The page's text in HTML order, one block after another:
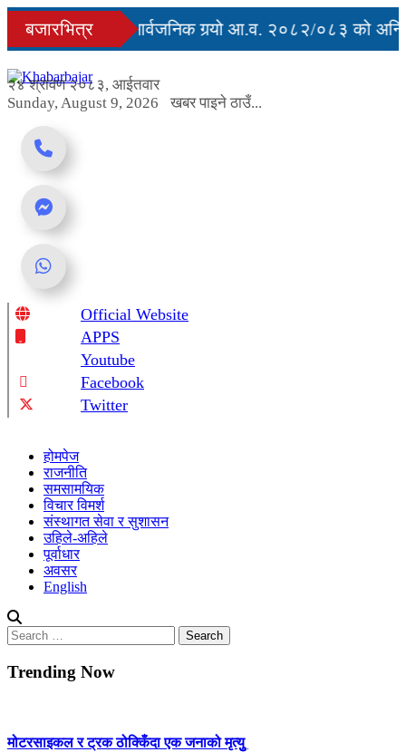
Skip
content
बजारभित्र
सरकारले सार्वजनिक गर्‍यो आ.व. २०८२/०८३ को अन्तिम
२४ श्रावण २०८३, आईतवार
Sunday, August 9, 2026
खबर पाइने ठाउँ...
Online News Portal
Official Website
APPS
Youtube
Facebook
Twitter
होमपेज
राजनीति
समसामयिक
विचार विमर्श
संस्थागत सेवा र सुशासन
उहिले-अहिले
पूर्वाधार
अवसर
English
Search
for:
Trending Now
मोटरसाइकल र ट्रक ठोक्किँदा एक जनाको मृत्युु